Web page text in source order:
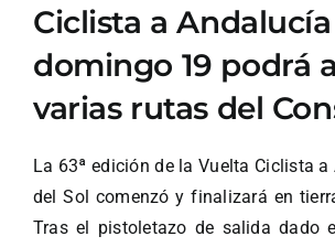
Ciclista a
domingo 19 podrá
varias rutas del
La 63ª edición de la Vuelta Ciclista a
del Sol comenzó y finalizará en
Tras el pistoletazo de salida dado